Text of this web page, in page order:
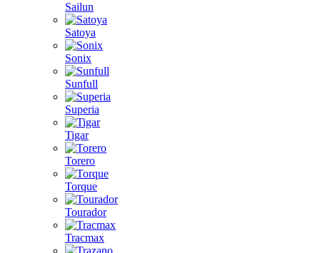
Sailun
Satoya
Sonix
Sunfull
Superia
Tigar
Torero
Torque
Tourador
Tracmax